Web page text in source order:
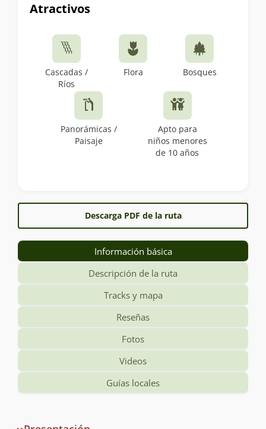
Atractivos
Cascadas /
Ríos
Flora Bosques
Panorámicas /
Paisaje
Apto para
niños menores
de 10 años
Descarga PDF de la ruta
Información básica
Descripción de la ruta
Tracks y mapa
Reseñas
Fotos
Videos
Guías locales